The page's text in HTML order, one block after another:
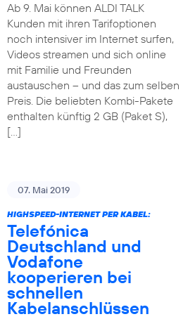
Ab 9. Mai können ALDI TALK
Kunden mit ihren Tarifoptionen
noch intensiver im Internet surfen,
Videos streamen und sich online
mit Familie und Freunden
austauschen – und das zum selben
Preis. Die beliebten Kombi-Pakete
enthalten künftig 2 GB (Paket S),
[…]
07. Mai 2019
HIGHSPEED-INTERNET PER KABEL:
Telefónica
Deutschland und
Vodafone
kooperieren bei
schnellen
Kabelanschlüssen